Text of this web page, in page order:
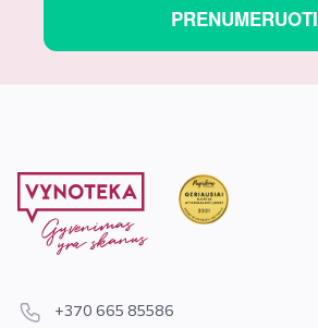
PRENUMERUOTI
+370 665 85586